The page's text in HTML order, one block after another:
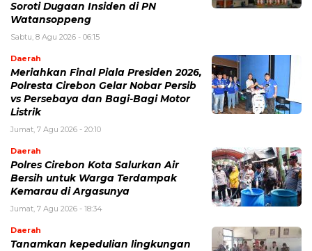
Soroti Dugaan Insiden di PN
Watansoppeng
Sabtu, 8 Agu 2026 - 06:15
Daerah
Meriahkan Final Piala Presiden 2026,
Polresta Cirebon Gelar Nobar Persib
vs Persebaya dan Bagi-Bagi Motor
Listrik
Jumat, 7 Agu 2026 - 20:10
Daerah
Polres Cirebon Kota Salurkan Air
Bersih untuk Warga Terdampak
Kemarau di Argasunya
Jumat, 7 Agu 2026 - 18:34
Daerah
Tanamkan kepedulian lingkungan